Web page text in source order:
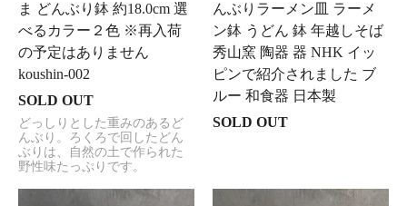
ま どんぶり鉢 約18.0cm 選
べるカラー２色 ※再入荷
の予定はありません
koushin-002
SOLD OUT
どっしりとした重みのあるど
んぶり。ろくろで回したどん
ぶりは、自然の土で作られた
野性味たっぷりです。
んぶりラーメン皿 ラーメ
ン鉢 うどん 鉢 年越しそば
秀山窯 陶器 器 NHK イッ
ピンで紹介されました ブ
ルー 和食器 日本製
SOLD OUT